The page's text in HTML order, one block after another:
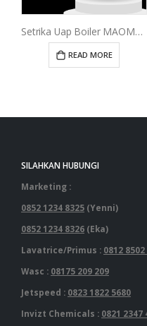
Setrika Uap Boiler MAOMOTO 15 Liter
READ MORE
SILAHKAN HUBUNGI
Marketing :
0852 1234 8325 (Yenni)
0852 1234 8326 (Eka)
Lavatrice/Primus : 0812
Wasc : 08175 209 209
Jetspeed : 0823 1822 5680
Invizt Chemicals : 0821 2347